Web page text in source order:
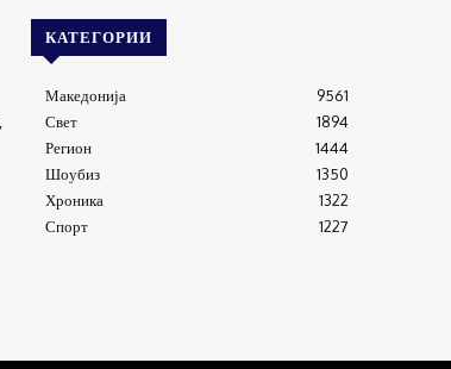
КАТЕГОРИИ
Македонија
9561
Свет
1894
Регион
1444
Шоубиз
1350
Хроника
1322
Спорт
1227